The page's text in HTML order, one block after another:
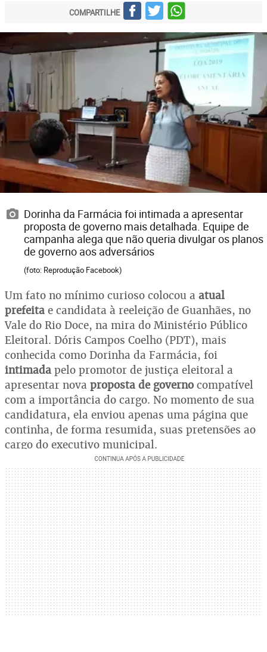
COMPARTILHE
Dorinha da Farmácia foi intimada a apresentar
proposta de governo mais detalhada. Equipe de
campanha alega que não queria divulgar os planos
de governo aos adversários
(foto: Reprodução Facebook)
Um fato no mínimo curioso colocou a atual
prefeita e candidata à reeleição de Guanhães, no
Vale do Rio Doce, na mira do Ministério Público
Eleitoral. Dóris Campos Coelho (PDT), mais
conhecida como Dorinha da Farmácia, foi
intimada pelo promotor de justiça eleitoral a
apresentar nova proposta de governo compatível
com a importância do cargo. No momento de sua
candidatura, ela enviou apenas uma página que
continha, de forma resumida, suas pretensões ao
cargo do executivo municipal.